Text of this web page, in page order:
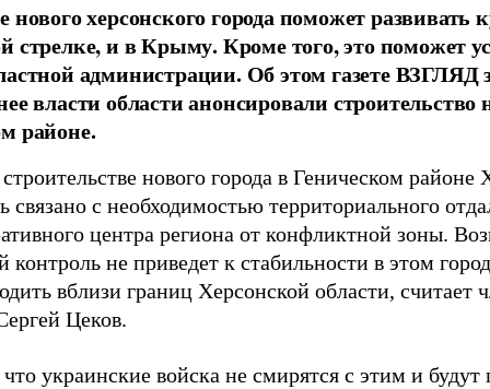
нового херсонского города поможет
стрелке, и в Крыму. Кроме того, это поможет
администрации. Об этом газете ВЗГЛЯД
власти области анонсировали строительство
районе.
нового города в Геническом районе
связано с необходимостью территориального
центра региона от конфликтной зоны.
контроль не приведет к стабильности в этом
вблизи границ Херсонской области, считает
Цеков.
украинские войска не смирятся с этим и будут